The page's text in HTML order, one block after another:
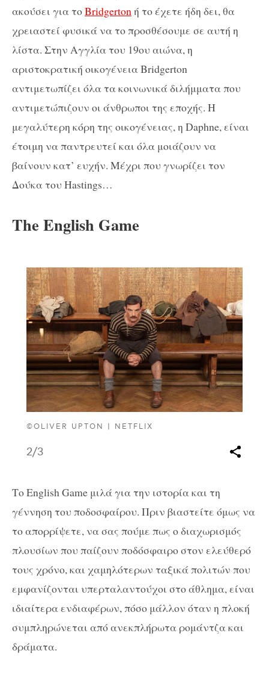
ακούσει για τοBridgertonή το έχετε ήδη δει, θα
χρειαστεί φυσικά να το προσθέσουμε σε αυτή η
λίστα. Στην Αγγλία του 19ου αιώνα, η
αριστοκρατική οικογένεια Bridgerton
αντιμετωπίζει όλα τα κοινωνικά διλήμματα που
αντιμετώπιζουν οι άνθρωποι της εποχής. Η
μεγαλύτερη κόρη της οικογένειας, η Daphne, είναι
έτοιμη να παντρευτεί και όλα μοιάζουν να
βαίνουν κατ’ ευχήν. Μέχρι που γνωρίζει τον
Δούκα του Hastings…
The English Game
©ΟLIVER UPTON | NETFLIX
2/3
Το English Game μιλά για την ιστορία και τη
γέννηση του ποδοσφαίρου. Πριν βιαστείτε όμως να
το απορρίψετε, να σας πούμε πως ο διαχωρισμός
πλουσίων που παίζουν ποδόσφαιρο στον ελεύθερό
τους χρόνο, και χαμηλότερων ταξικά πολιτών που
εμφανίζονται υπερταλαντούχοι στο άθλημα, είναι
ιδιαίτερα ενδιαφέρων, πόσο μάλλον όταν η πλοκή
συμπληρώνεται από ανεκπλήρωτα ρομάντζα και
δράματα.